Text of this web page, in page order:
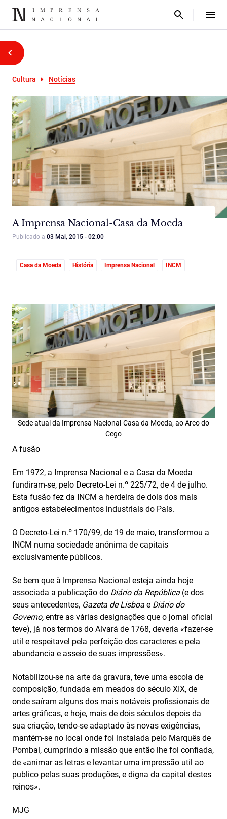
Cultura Notícias
A Imprensa Nacional-Casa da Moeda
Publicado a 03 Mai, 2015 - 02:00
Casa da Moeda História Imprensa Nacional INCM
Sede atual da Imprensa Nacional-Casa da Moeda, ao Arco do
Cego
A fusão
Em 1972, a Imprensa Nacional e a Casa da Moeda
fundiram-se, pelo Decreto-Lei n.º 225/72, de 4 de julho.
Esta fusão fez da INCM a herdeira de dois dos mais
antigos estabelecimentos industriais do País.
O Decreto-Lei n.º 170/99, de 19 de maio, transformou a
INCM numa sociedade anónima de capitais
exclusivamente públicos.
Se bem que à Imprensa Nacional esteja ainda hoje
associada a publicação do Diário da República (e dos
seus antecedentes, Gazeta de Lisboa e Diário do
Governo, entre as várias designações que o jornal oficial
teve), já nos termos do Alvará de 1768, deveria «fazer-se
util e respeitavel pela perfeição dos caracteres e pela
abundancia e asseio de suas impressões».
Notabilizou-se na arte da gravura, teve uma escola de
composição, fundada em meados do século XIX, de
onde saíram alguns dos mais notáveis profissionais de
artes gráficas, e hoje, mais de dois séculos depois da
sua criação, tendo-se adaptado às novas exigências,
mantém-se no local onde foi instalada pelo Marquês de
Pombal, cumprindo a missão que então lhe foi confiada,
de «animar as letras e levantar uma impressão util ao
publico pelas suas produções, e digna da capital destes
reinos».
MJG